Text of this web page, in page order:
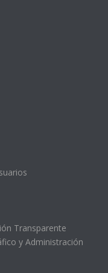
Transparente
y Administración